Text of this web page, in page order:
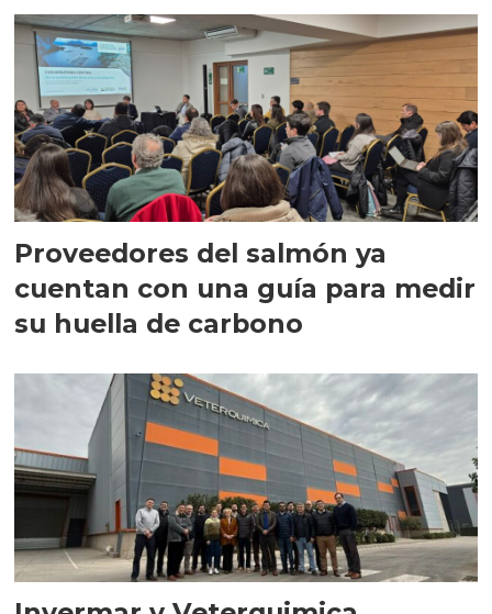
Proveedores del salmón ya
cuentan con una guía para medir
su huella de carbono